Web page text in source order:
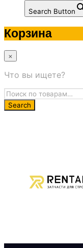
Search Button
Корзина
×
Что вы ищете?